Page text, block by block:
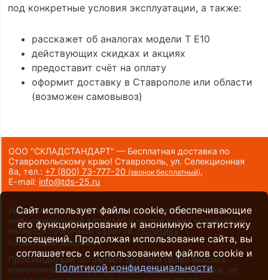
под конкретные условия эксплуатации, а также:
расскажет об аналогах модели T E10
действующих скидках и акциях
предоставит счёт на оплату
оформит доставку в Ставрополе или области
(возможен самовывоз)
ООО "СКЛАДСТАНДАРТ" — Бесплатная доставка по
Ставропольскому краю! Ставрополь, ул. Селекционная
8а,тел.: +7 (800) 73-777-20 (звонок бесплатный),
E-mail: info@tds-25.ru
Информация на сайте носит исключительно
информационный характер и ни при каких условиях не
является публичной офертой. Политика
конфиденциальности.
Производители оставляют за собой право вносить
изменения в конструкцию и внешний вид техники, не
Сайт использует файлы cookie, обеспечивающие
его функционирование и анонимную статистику
посещений. Продолжая использование сайта, вы
соглашаетесь с использованием файлов cookie и
Политикой конфиденциальности